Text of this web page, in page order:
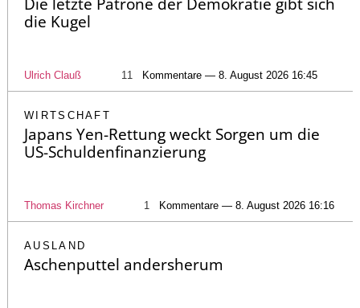
die Kugel
Ulrich Clauß 11 Kommentare — 8. August 2026 16:45
WIRTSCHAFT
Japans Yen-Rettung weckt Sorgen um die
US-Schuldenfinanzierung
Thomas Kirchner 1 Kommentare — 8. August 2026 16:16
AUSLAND
Aschenputtel andersherum